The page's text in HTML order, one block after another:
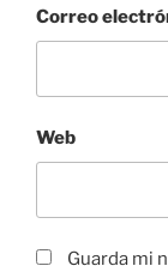
Correo
Web
Guarda mi